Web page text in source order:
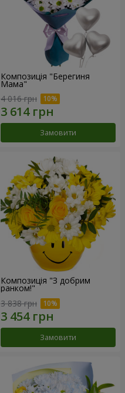
Композиція "Берегиня
Мама"
4 016 грн
Замовити
Композиція "З добрим
ранком!"
3 838 грн
Замовити